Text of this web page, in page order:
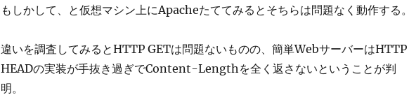
もしかして、と仮想マシン上にApacheたててみるとそちらは問題なく動作する。
違いを調査してみるとHTTP GETは問題ないものの、簡単WebサーバーはHTTP
HEADの実装が手抜き過ぎでContent-Lengthを全く返さないということが判
明。